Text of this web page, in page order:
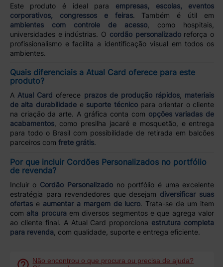
Este produto é ideal para empresas, escolas, eventos
corporativos, congressos e feiras. Também é útil em
ambientes com controle de acesso , como hospitais,
universidades e indústrias. O cordão personalizadoreforça o
profissionalismo e facilita a identificação visual em todos os
ambientes.
Quais diferenciais a Atual Card oferece para este
produto?
A Atual Card oferece prazos de produção rápidos
materiais
de alta durabilidade e suporte técnicopara orientar o cliente
na criação da arte. A gráfica conta com opções variadas de
acabamentos, como presilha jacaré e mosquetão, e entrega
para todo o Brasil com possibilidade de retirada em balcões
parceiros com frete grátis.
Por que incluir Cordões Personalizados no portfólio
de revenda?
Incluir o Cordão Personalizadono portfólio é uma excelente
estratégia para revendedores que desejam diversificar suas
ofertase aumentar a margem de lucro. Trata-se de um item
com alta procuraem diversos segmentos e que agrega valor
ao cliente final. A Atual Card proporciona estrutura completa
para revenda, com qualidade, suporte e entrega eficiente.
Não encontrou o que procura ou precisa de ajuda?